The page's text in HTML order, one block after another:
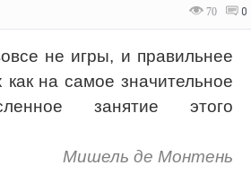
70 0
не игры, и правильнее
как на самое значительное
занятие этого
Мишель де Монтень